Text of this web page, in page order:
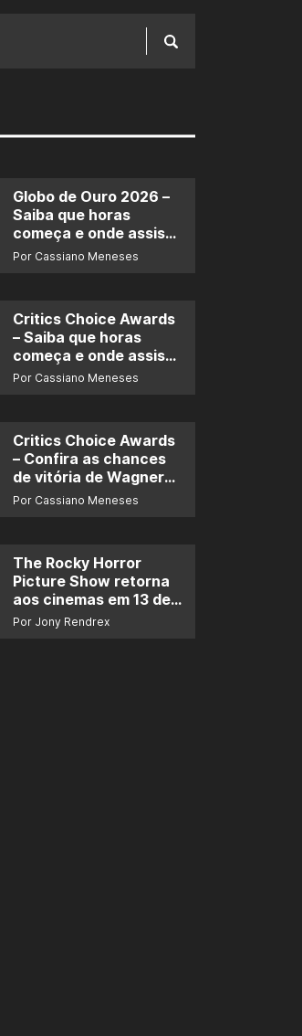
Globo de Ouro 2026 –
Saiba que horas
começa e onde assistir
ao prêmio
Por Cassiano Meneses
Critics Choice Awards
– Saiba que horas
começa e onde assistir
ao prêmio
Por Cassiano Meneses
Critics Choice Awards
– Confira as chances
de vitória de Wagner
Moura e de ‘O Agente
Por Cassiano Meneses
The Rocky Horror
Picture Show retorna
aos cinemas em 13 de
novembro
Por Jony Rendrex